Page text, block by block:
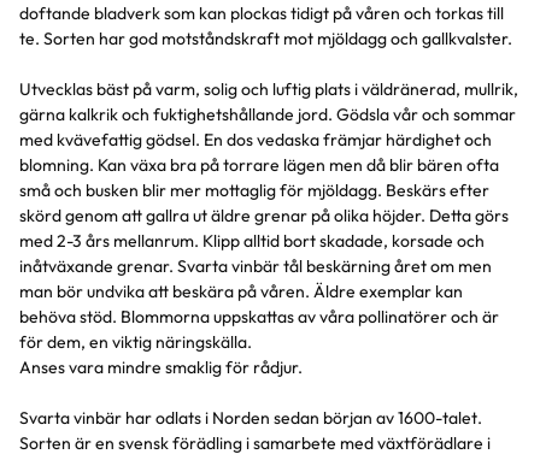
doftande bladverk som kan plockas tidigt på våren och torkas till
te. Sorten har god motståndskraft mot mjöldagg och gallkvalster.
Utvecklas bäst på varm, solig och luftig plats i väldränerad, mullrik,
gärna kalkrik och fuktighetshållande jord. Gödsla vår och sommar
med kvävefattig gödsel. En dos vedaska främjar härdighet och
blomning. Kan växa bra på torrare lägen men då blir bären ofta
små och busken blir mer mottaglig för mjöldagg. Beskärs efter
skörd genom att gallra ut äldre grenar på olika höjder. Detta görs
med 2-3 års mellanrum. Klipp alltid bort skadade, korsade och
inåtväxande grenar. Svarta vinbär tål beskärning året om men
man bör undvika att beskära på våren. Äldre exemplar kan
behöva stöd. Blommorna uppskattas av våra pollinatörer och är
för dem, en viktig näringskälla.
Anses vara mindre smaklig för rådjur.
Svarta vinbär har odlats i Norden sedan början av 1600-talet.
Sorten är en svensk förädling i samarbete med växtförädlare i